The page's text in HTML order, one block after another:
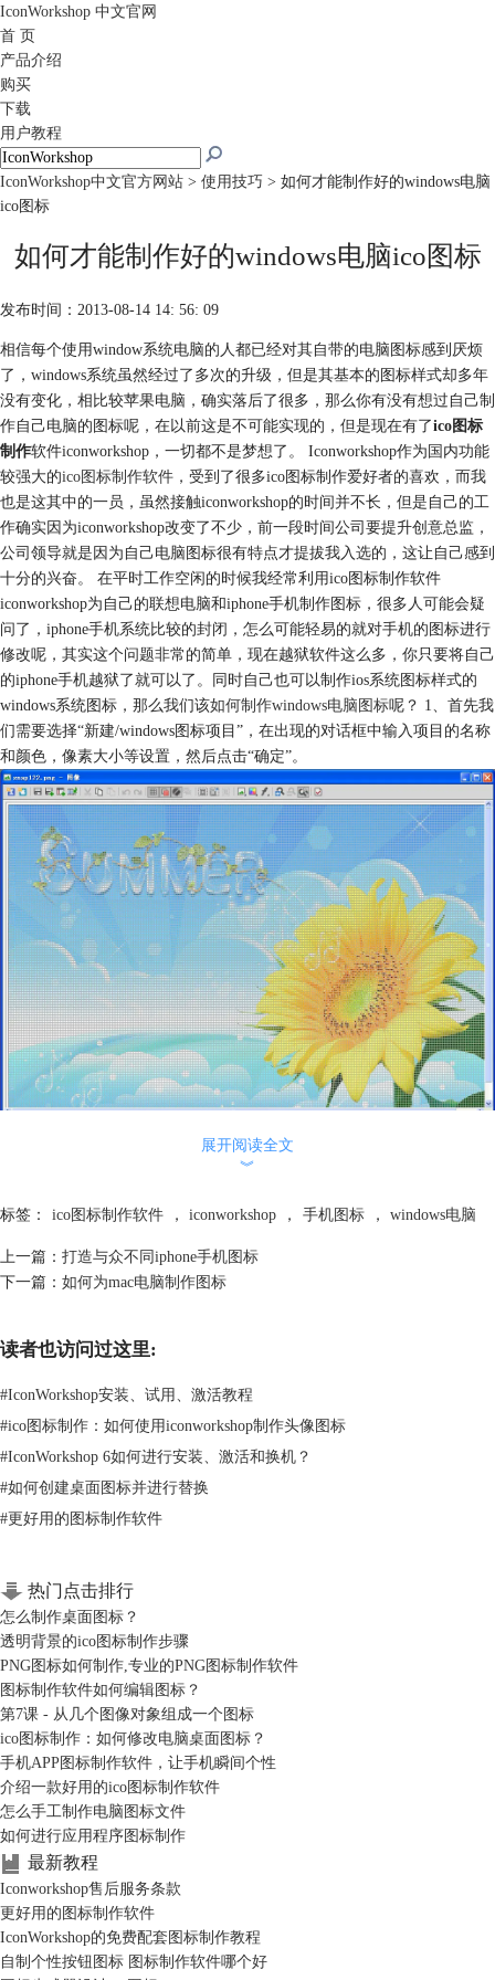
IconWorkshop 中文官网
首 页
产品介绍
购买
下载
用户教程
IconWorkshop中文官方网站 > 使用技巧 > 如何才能制作好的windows电脑
ico图标
如何才能制作好的windows电脑ico图标
发布时间：2013-08-14 14: 56: 09
相信每个使用window系统电脑的人都已经对其自带的电脑图标感到厌烦
了，windows系统虽然经过了多次的升级，但是其基本的图标样式却多年
没有变化，相比较苹果电脑，确实落后了很多，那么你有没有想过自己制
作自己电脑的图标呢，在以前这是不可能实现的，但是现在有了ico图标
制作软件iconworkshop，一切都不是梦想了。 Iconworkshop作为国内功能
较强大的ico图标制作软件 ，受到了很多ico图标制作爱好者的喜欢，而我
也是这其中的一员，虽然接触iconworkshop的时间并不长，但是自己的工
作确实因为iconworkshop改变了不少，前一段时间公司要提升创意总监，
公司领导就是因为自己电脑图标很有特点才提拔我入选的，这让自己感到
十分的兴奋。 在平时工作空闲的时候我经常利用ico图标制作软件
iconworkshop为自己的联想电脑和iphone手机制作图标，很多人可能会疑
问了，iphone手机系统比较的封闭，怎么可能轻易的就对手机的图标进行
修改呢，其实这个问题非常的简单，现在越狱软件这么多，你只要将自己
的iphone手机越狱了就可以了。同时自己也可以制作ios系统图标样式的
windows系统图标，那么我们该如何制作windows电脑图标呢？ 1、首先我
们需要选择“新建/windows图标项目”，在出现的对话框中输入项目的名称
和颜色，像素大小等设置，然后点击“确定”。
材进行编辑，操作区在软件的右侧。 3、编辑结束后，我们需要对图标进
行保存，需要点击操作窗口左上角的“保存”按钮对图标进行保存。 4、最
后我们就需要将自己制作的ico电脑图标进行应用了。
能不止于此，这也是吸引众多ico图标制作爱好者的原因。选择ico图标制
作软件不仅可以让你的生活变得多姿多彩，更可以让你的事业变得一帆风
顺。
展开阅读全文
︾
标签： ico图标制作软件 ， iconworkshop ， 手机图标 ， windows电脑
上一篇： 打造与众不同iphone手机图标
下一篇： 如何为mac电脑制作图标
读者也访问过这里:
#IconWorkshop安装、试用、激活教程
#ico图标制作：如何使用iconworkshop制作头像图标
#IconWorkshop 6如何进行安装、激活和换机？
#如何创建桌面图标并进行替换
#更好用的图标制作软件
热门点击排行
怎么制作桌面图标？
透明背景的ico图标制作步骤
PNG图标如何制作,专业的PNG图标制作软件
图标制作软件如何编辑图标？
第7课 - 从几个图像对象组成一个图标
ico图标制作：如何修改电脑桌面图标？
手机APP图标制作软件，让手机瞬间个性
介绍一款好用的ico图标制作软件
怎么手工制作电脑图标文件
如何进行应用程序图标制作
最新教程
Iconworkshop售后服务条款
更好用的图标制作软件
IconWorkshop的免费配套图标制作教程
自制个性按钮图标 图标制作软件哪个好